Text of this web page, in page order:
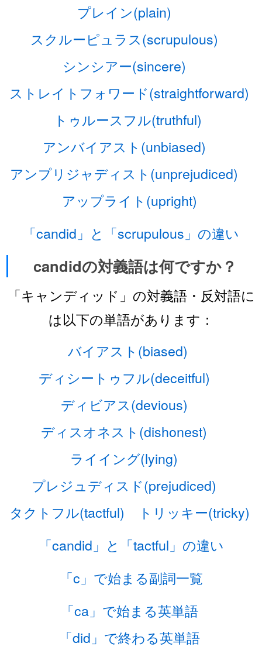
プレイン(plain)
スクルーピュラス(scrupulous)
シンシアー(sincere)
ストレイトフォワード(straightforward)
トゥルースフル(truthful)
アンバイアスト(unbiased)
アンプリジャディスト(unprejudiced)
アップライト(upright)
「candid」と「scrupulous」の違い
candidの対義語は何ですか？
「キャンディッド」の対義語・反対語に
は以下の単語があります：
バイアスト(biased)
ディシートゥフル(deceitful)
ディビアス(devious)
ディスオネスト(dishonest)
ライイング(lying)
プレジュディスド(prejudiced)
タクトフル(tactful)
トリッキー(tricky)
「candid」と「tactful」の違い
「c」で始まる副詞一覧
「ca」で始まる英単語
「did」で終わる英単語